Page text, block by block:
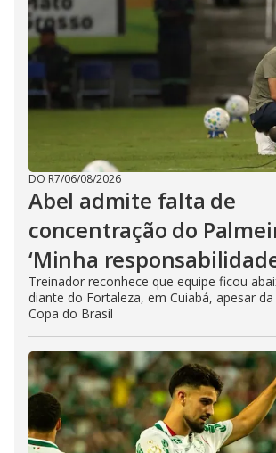
DO R7/06/08/2026
Abel admite falta de
concentração do
‘Minha
Treinador reconhece que equipe ficou
diante do Fortaleza, em Cuiabá, apesar
Copa do Brasil